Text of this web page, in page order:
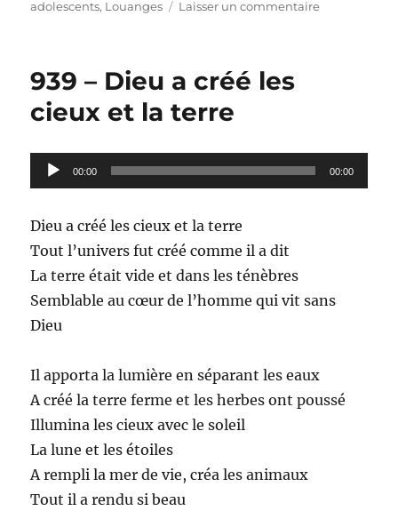
le
adolescents, Louanges Laisser un commentairesur
dans
ta
parole
939 – Dieu a créé les
cieux et la terre
Lecteur
audio
00:00 00:00
Dieu a créé les cieux et la terre
Tout l’univers fut créé comme il a dit
La terre était vide et dans les ténèbres
Semblable au cœur de l’homme qui vit sans
Dieu
Il apporta la lumière en séparant les eaux
A créé la terre ferme et les herbes ont poussé
Illumina les cieux avec le soleil
La lune et les étoiles
A rempli la mer de vie, créa les animaux
Tout il a rendu si beau